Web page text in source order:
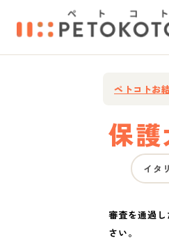
ペトコトお
保
イタ
審査を通過
さい。